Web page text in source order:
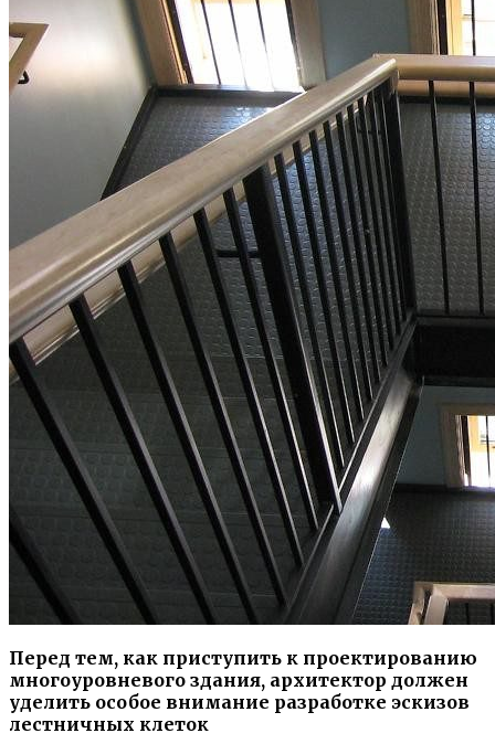
Перед тем, как приступить к проектированию
многоуровневого здания, архитектор должен
уделить особое внимание разработке эскизов
лестничных клеток